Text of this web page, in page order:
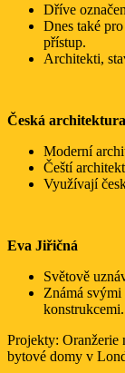
Dříve
Dnes také
přístup.
Architekti,
Česká
Moderní
Čeští
Využívají
Eva Jiřičná
Světově
Známá
konstrukcemi.
Projekty: Oranžerie
bytové domy v